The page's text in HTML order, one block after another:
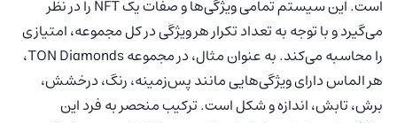
است. این سیستم تمامی ویژگی‌ها و صفات یک NFT را در نظر
می‌گیرد و با توجه به تعداد تکرار هر ویژگی در کل مجموعه، امتیازی
را محاسبه می‌کند. به عنوان مثال، در مجموعه TON Diamonds،
هر الماس دارای ویژگی‌هایی مانند پس‌زمینه، رنگ، درخشش،
برش، تابش، اندازه و شکل است. ترکیب منحصر به فرد این